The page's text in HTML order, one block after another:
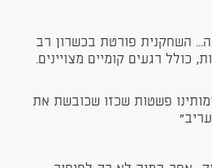
השחקנית פורטת בכשרון רב
כולל רגעים קומיים מצויינים.
פשטות שכזו שכובשת את